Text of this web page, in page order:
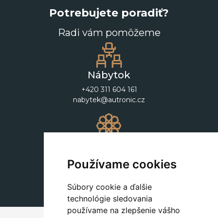
Používame cookies
Súbory cookie a ďalšie
technológie sledovania
používame na zlepšenie vášho
Potrebujete poradiť?
Radi vám pomôžeme
Nábytok
+420 311 604 161
nabytek@autronic.cz
+420 311 604 182
dekorace@autronic.cz